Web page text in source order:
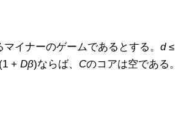
マイナーのゲームであるとする。 d≤
+ Dβ)ならば、 Cのコアは空である。